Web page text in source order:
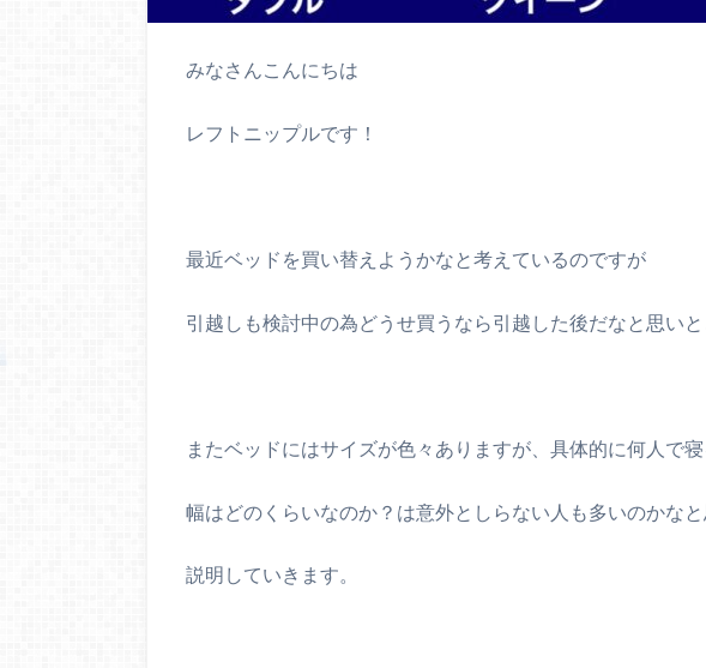
みなさんこんにちは
レフトニップルです！
最近ベッドを買い替えようかなと考えているのですが
引越しも検討中の為どうせ買うなら引越した後だなと思いと
またベッドにはサイズが色々ありますが、具体的に何人で
幅はどのくらいなのか？は意外としらない人も多いのかな
説明していきます。